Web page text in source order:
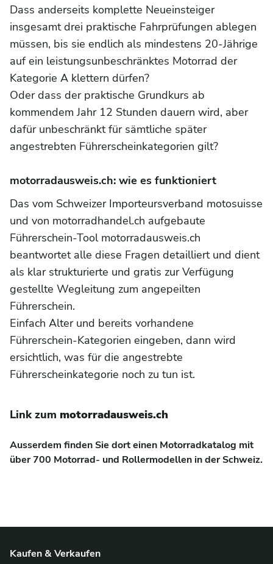
Dass anderseits komplette Neueinsteiger
insgesamt drei praktische Fahrprüfungen ablegen
müssen, bis sie endlich als mindestens 20-Jährige
auf ein leistungsunbeschränktes Motorrad der
Kategorie A klettern dürfen?
Oder dass der praktische Grundkurs ab
kommendem Jahr 12 Stunden dauern wird, aber
dafür unbeschränkt für sämtliche später
angestrebten Führerscheinkategorien gilt?
motorradausweis.ch: wie es funktioniert
Das vom Schweizer Importeursverband motosuisse
und von motorradhandel.ch aufgebaute
Führerschein-Tool motorradausweis.ch
beantwortet alle diese Fragen detailliert und dient
als klar strukturierte und gratis zur Verfügung
gestellte Wegleitung zum angepeilten
Führerschein.
Einfach Alter und bereits vorhandene
Führerschein-Kategorien eingeben, dann wird
ersichtlich, was für die angestrebte
Führerscheinkategorie noch zu tun ist.
Link zum motorradausweis.ch
Ausserdem finden Sie dort einen Motorradkatalog mit
über 700 Motorrad- und Rollermodellen in der Schweiz.
Kaufen & Verkaufen